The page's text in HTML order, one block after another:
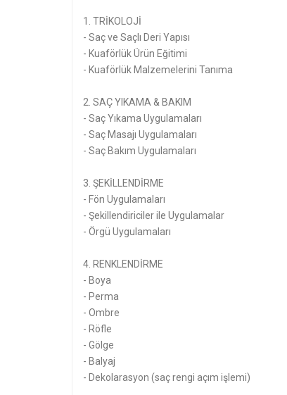
1. TRİKOLOJİ
- Saç ve Saçlı Deri Yapısı
- Kuaförlük Ürün Eğitimi
- Kuaförlük Malzemelerini Tanıma
2. SAÇ YIKAMA & BAKIM
- Saç Yıkama Uygulamaları
- Saç Masajı Uygulamaları
- Saç Bakım Uygulamaları
3. ŞEKİLLENDİRME
- Fön Uygulamaları
- Şekillendiriciler ile Uygulamalar
- Örgü Uygulamaları
4. RENKLENDİRME
- Boya
- Perma
- Ombre
- Röfle
- Gölge
- Balyaj
- Dekolarasyon (saç rengi açım işlemi)